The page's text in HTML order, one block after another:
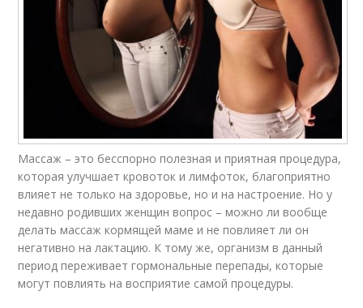
Массаж – это бесспорно полезная и приятная процедура,
которая улучшает кровоток и лимфоток, благоприятно
влияет не только на здоровье, но и на настроение. Но у
недавно родивших женщин вопрос – можно ли вообще
делать массаж кормящей маме и не повлияет ли он
негативно на лактацию. К тому же, организм в данный
период переживает гормональные перепады, которые
могут повлиять на восприятие самой процедуры.